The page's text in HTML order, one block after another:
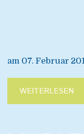
am 07. Februar
WEITERLESEN